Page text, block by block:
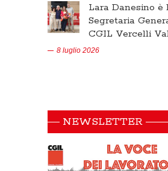
Lara Danesino è
Segretaria
CGIL Vercelli
8 luglio 2026
NEWSLETTER